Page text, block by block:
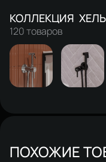
120 товаров
ПОХОЖИЕ